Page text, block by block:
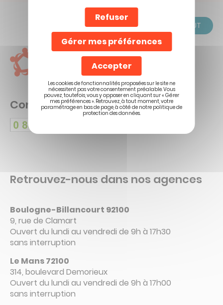
Contactez un conseiller dédié
Retrouvez-nous dans nos agences
Boulogne-Billancourt 92100
9, rue de Clamart
Ouvert du lundi au vendredi de 9h à 17h30
sans interruption
Le Mans 72100
314, boulevard Demorieux
Ouvert du lundi au vendredi de 9h à 17h00
sans interruption
RETOUR EN HAUT
Refuser
Gérer mes préférences
Accepter
Les cookies de fonctionnalités proposées sur le site ne
nécessitent pas votre consentement préalable. Vous
pouvez, toutefois, vous y opposer en cliquant sur « Gérer
mes préférences ». Retrouvez, à tout moment, votre
paramétrage en bas de page, à côté de notre politique de
protection des données.